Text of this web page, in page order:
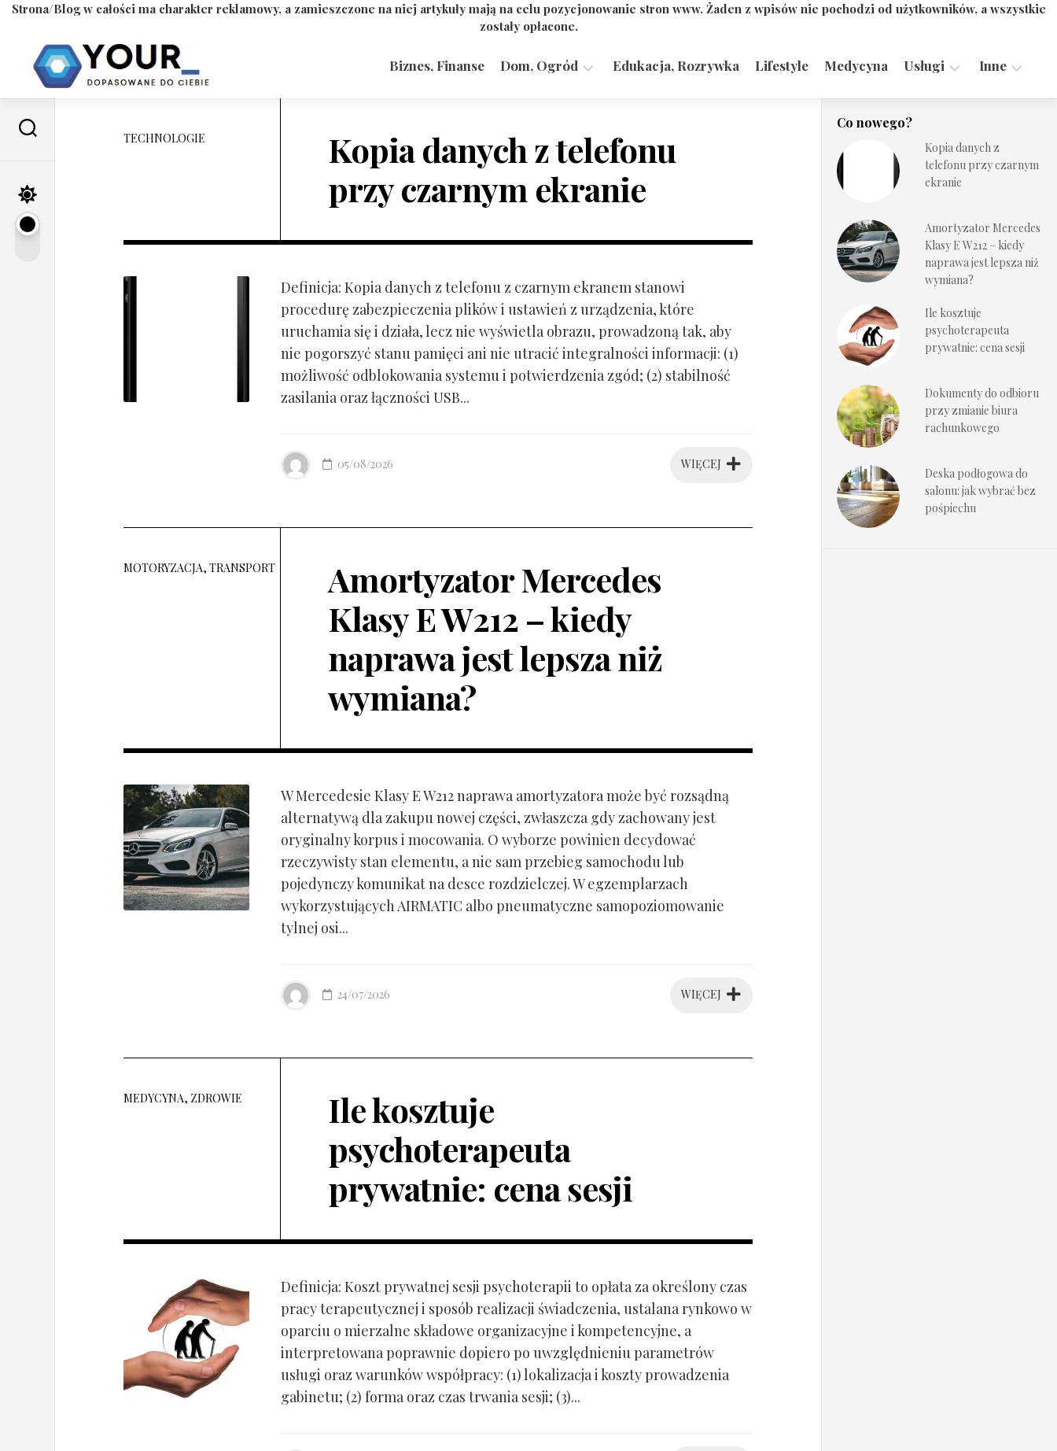
Strona/Blog w całości ma charakter reklamowy, a zamieszczone na niej artykuły mają na celu pozycjonowanie stron www. Żaden z wpisów nie pochodzi od użytkowników, a wszystkie
zostały opłacone.
content
Biznes, Finanse Dom, Ogród Edukacja, Rozrywka Lifestyle Medycyna Usługi
Technologie
Inne
TECHNOLOGIE
Kopia danych z telefonu
przy czarnym ekranie
Definicja: Kopia danych z telefonu z czarnym ekranem stanowi
procedurę zabezpieczenia plików i ustawień z urządzenia, które
uruchamia się i działa, lecz nie wyświetla obrazu, prowadzoną tak, aby
nie pogorszyć stanu pamięci ani nie utracić integralności informacji: (1)
możliwość odblokowania systemu i potwierdzenia zgód; (2) stabilność
zasilania oraz łączności USB...
WIĘCEJ
05/08/2026
MOTORYZACJA, TRANSPORT
Amortyzator Mercedes
Klasy E W212 – kiedy
naprawa jest lepsza niż
wymiana?
W Mercedesie Klasy E W212 naprawa amortyzatora może być rozsądną
alternatywą dla zakupu nowej części, zwłaszcza gdy zachowany jest
oryginalny korpus i mocowania. O wyborze powinien decydować
rzeczywisty stan elementu, a nie sam przebieg samochodu lub
pojedynczy komunikat na desce rozdzielczej. W egzemplarzach
wykorzystujących AIRMATIC albo pneumatyczne samopoziomowanie
tylnej osi...
WIĘCEJ
24/07/2026
MEDYCYNA, ZDROWIE
Ile kosztuje
psychoterapeuta
prywatnie: cena sesji
Definicja: Koszt prywatnej sesji psychoterapii to opłata za określony czas
pracy terapeutycznej i sposób realizacji świadczenia, ustalana rynkowo w
oparciu o mierzalne składowe organizacyjne i kompetencyjne, a
interpretowana poprawnie dopiero po uwzględnieniu parametrów
usługi oraz warunków współpracy: (1) lokalizacja i koszty prowadzenia
gabinetu; (2) forma oraz czas trwania sesji; (3)...
Co nowego?
Kopia danych z
telefonu przy czarnym
ekranie
Amortyzator Mercedes
Klasy E W212 – kiedy
naprawa jest lepsza niż
wymiana?
Ile kosztuje
psychoterapeuta
prywatnie: cena sesji
Dokumenty do odbioru
przy zmianie biura
rachunkowego
Deska podłogowa do
salonu: jak wybrać bez
pośpiechu